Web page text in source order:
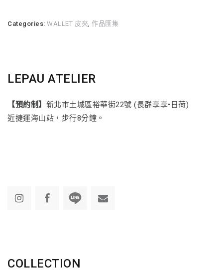
Categories:WALLET 皮夾 ,作品匯集
LEPAU ATELIER
【預約制】 新北市土城區裕華街22號 (長群享享•日荷)
近捷運海山站，步行8分鐘。
COLLECTION